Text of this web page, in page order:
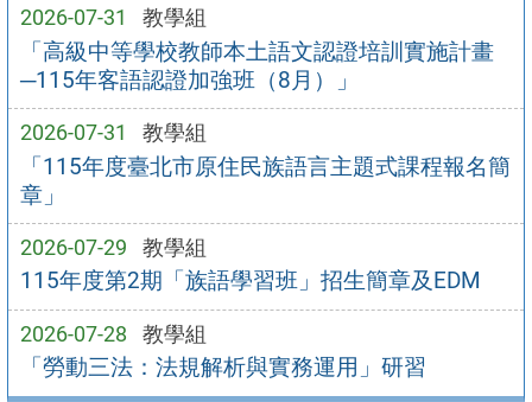
2026-07-31 教學組
「高級中等學校教師本土語文認證培訓實施計畫
─115年客語認證加強班（8月）」
2026-07-31 教學組
「115年度臺北市原住民族語言主題式課程報名簡
章」
2026-07-29 教學組
115年度第2期「族語學習班」招生簡章及EDM
2026-07-28 教學組
「勞動三法：法規解析與實務運用」研習